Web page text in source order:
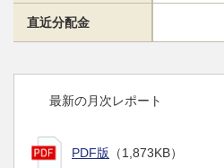
直近分配金
最新の月次レポート
PDF版 （1,873KB）